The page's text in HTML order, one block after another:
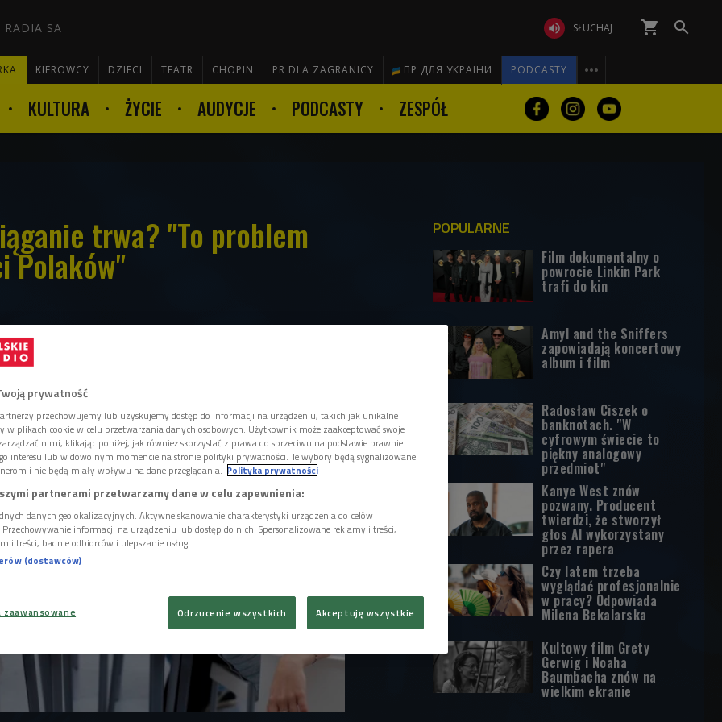
RADIA SA  SŁUCHAJ shopping_cart 
KIEROWCY DZIECI TEATR CHOPIN PR DLA ZAGRANICY ПР ДЛЯ УКРАЇНИ PODCASTY 

KULTURA ŻYCIE AUDYCJE PODCASTY ZESPÓŁ
trwa? "To problem
Polaków"
koszulki przerobione na
elektronika do ściągania w
okulary i aparaty do uszu - to
u chińskich studentów, którzy ściągali
żacy są równie pomysłowi.
POPULARNE
Film dokumentalny o
powrocie Linkin Park
trafi do kin
Amyl and the Sniffers
zapowiadają koncertowy
album i film
Radosław Ciszek o
banknotach. "W
cyfrowym świecie to
piękny analogowy
przedmiot"
Kanye West znów
pozwany. Producent
twierdzi, że stworzył
głos AI wykorzystany
przez rapera
Czy latem trzeba
wyglądać profesjonalnie
w pracy? Odpowiada
Milena Bekalarska
Kultowy film Grety
Gerwig i Noaha
Baumbacha znów na
wielkim ekranie
prywatność
przechowujemy lub uzyskujemy dostęp do informacji na urządzeniu, takich jak unikalne
w plikach cookie w celu przetwarzania danych osobowych. Użytkownik może zaakceptować swoje
nimi, klikając poniżej, jak również skorzystać z prawa do sprzeciwu na podstawie prawnie
interesu lub w dowolnym momencie na stronie polityki prywatności. Te wybory będą sygnalizowane
i nie będą miały wpływu na dane przeglądania. Polityka prywatności
partnerami przetwarzamy dane w celu zapewnienia:
danych geolokalizacyjnych. Aktywne skanowanie charakterystyki urządzenia do celów
informacji na urządzeniu lub dostęp do nich. Spersonalizowane reklamy i treści,
i treści, badnie odbiorców i ulepszanie usług.
(dostawców)
Odrzucenie wszystkich Akceptuję wszystkie